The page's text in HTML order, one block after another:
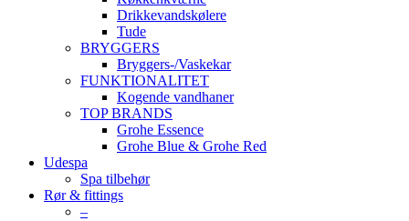
Drikkevandskølere
Tude
BRYGGERS
Bryggers-/Vaskekar
FUNKTIONALITET
Kogende vandhaner
TOP BRANDS
Grohe Essence
Grohe Blue & Grohe Red
Udespa
Spa tilbehør
Rør & fittings
–